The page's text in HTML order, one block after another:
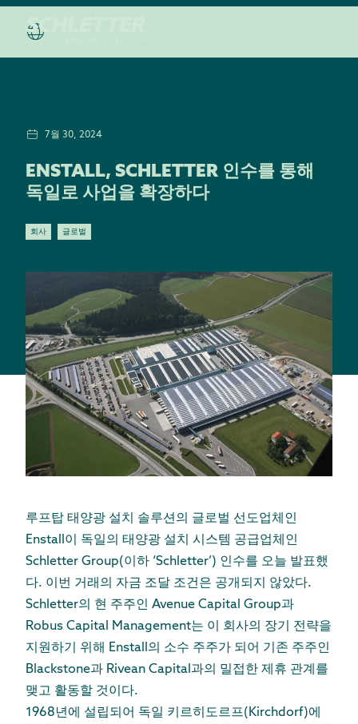
7월 30, 2024
ENSTALL, SCHLETTER 인수를 통해
독일로 사업을 확장하다
회사 글로벌
루프탑 태양광 설치 솔루션의 글로벌 선도업체인
Enstall이 독일의 태양광 설치 시스템 공급업체인
Schletter Group(이하 ‘Schletter’) 인수를 오늘 발표했
다. 이번 거래의 자금 조달 조건은 공개되지 않았다.
Schletter의 현 주주인 Avenue Capital Group과
Robus Capital Management는 이 회사의 장기 전략을
지원하기 위해 Enstall의 소수 주주가 되어 기존 주주인
Blackstone과 Rivean Capital과의 밀접한 제휴 관계를
맺고 활동할 것이다.
1968년에 설립되어 독일 키르히도르프(Kirchdorf)에